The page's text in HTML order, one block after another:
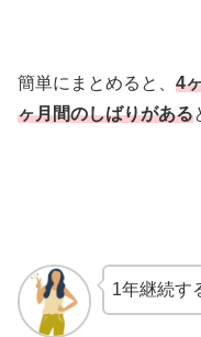
簡単にまとめると、 4
ヶ月間のしばりがある
1年継続す